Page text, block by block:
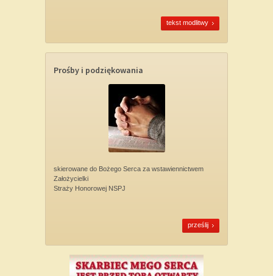
tekst modlitwy
Prośby i podziękowania
skierowane do Bożego Serca za wstawiennictwem
Założycielki
Straży Honorowej NSPJ
prześlij